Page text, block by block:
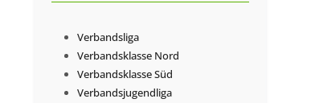
Verbandsliga
Verbandsklasse Nord
Verbandsklasse Süd
Verbandsjugendliga